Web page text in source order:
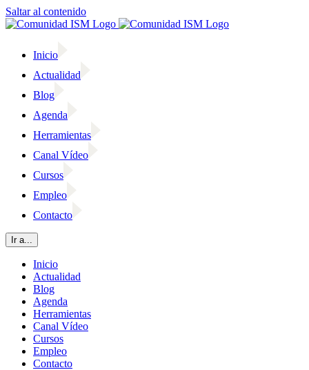
Saltar al contenido
Inicio
Actualidad
Blog
Agenda
Herramientas
Canal Vídeo
Cursos
Empleo
Contacto
Ir a...
Inicio
Actualidad
Blog
Agenda
Herramientas
Canal Vídeo
Cursos
Empleo
Contacto